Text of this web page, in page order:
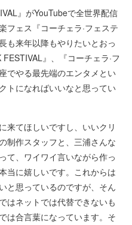
』がYouTubeで全世界配信
フェス『コーチェラ·フェステ
も来年以降もやりたいとおっ
』、『コーチェラ·フ
でやる最先端のエンタメとい
トになればいいなと思ってい
来てほしいですし、いいクリ
制作スタッフと、三浦さんな
て、ワイワイ言いながら作っ
当に嬉しいです。これからは
と思っているのですが、そん
はネットでは代替できないも
は合言葉になっています。そ